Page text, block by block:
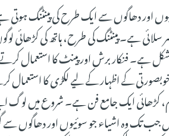
اور دھاگوں سے ایک طرح کی پینٹنگ
سلائی ہے۔ پینٹنگ کی طرح، ہاتھ کی
ہے۔ فنکار برش اور پینٹ کا استعمال کرتے
کے اظہار کے لیے لکڑی کا استعمال
کڑھائی ایک جامع فن ہے۔ شروع میں لوگ
جب تک وہ اشیاء جو سوئیوں اور دھاگوں سے